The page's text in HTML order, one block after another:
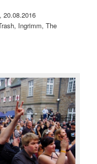
20.08.2016
Ingrimm, The